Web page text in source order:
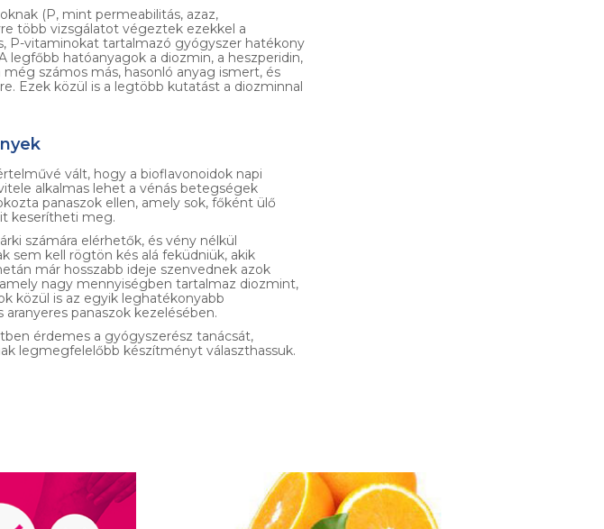
(P, mint permeabilitás, azaz,
több vizsgálatot végeztek ezekkel a
P-vitaminokat tartalmazó gyógyszer hatékony
hatóanyagok a diozmin, a heszperidin,
számos más, hasonló anyag ismert, és
Ezek közül is a legtöbb kutatást a diozminnal
vált, hogy a bioflavonoidok napi
alkalmas lehet a vénás betegségek
panaszok ellen, amely sok, főként ülő
keserítheti meg.
számára elérhetők, és vény nélkül
sem kell rögtön kés alá feküdniük, akik
már hosszabb ideje szenvednek azok
amely nagy mennyiségben tartalmaz diozmint,
közül is az egyik leghatékonyabb
panaszok kezelésében.
érdemes a gyógyszerész tanácsát,
legmegfelelőbb készítményt választhassuk.